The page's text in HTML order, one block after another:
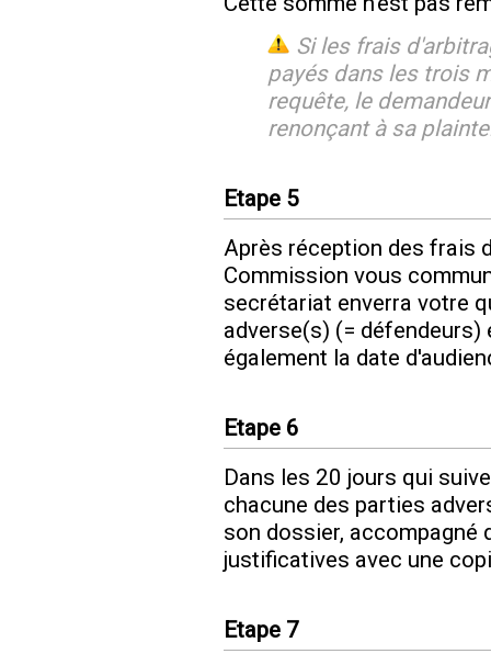
Si les frais
payés dans les trois
requête, le
renonçant à sa
Etape 5
Après réception des frais
Commission vous
secrétariat enverra votre
adverse(s) (=
également la date
Etape 6
Dans les 20 jours qui
chacune des parties
son dossier, accompagné
justificatives avec une
Etape 7